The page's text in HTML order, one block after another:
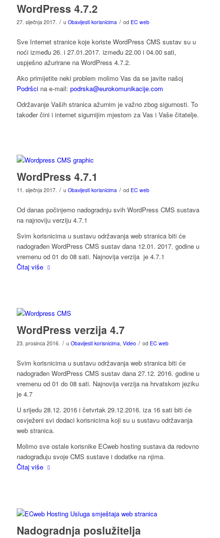
WordPress 4.7.2
27. siječnja 2017. / u Obavijesti korisnicima / od EC web
Sve Internet stranice koje koriste WordPress CMS sustav su u
noći između 26. i 27.01.2017. između 22.00 i 04.00 sati,
uspješno ažurirane na WordPress 4.7.2.
Ako primijetite neki problem molimo Vas da se javite našoj
Podršcina e-mail: podrska@eurokomunikacije.com
Održavanje Vaših stranica ažurnim je važno zbog sigurnosti. To
također čini i internet sigurnijim mjestom za Vas i Vaše čitatelje.
WordPress 4.7.1
11. siječnja 2017. / u Obavijesti korisnicima / od EC web
Od danas počinjemo nadogradnju svih WordPress CMS sustava
na najnoviju verziju 4.7.1
Svim korisnicima u sustavu održavanja web stranica biti će
nadograđen WordPress CMS sustav dana 12.01. 2017. godine u
vremenu od 01 do 08 sati. Najnovija verzija je 4.7.1
Čitaj više
WordPress verzija 4.7
23. prosinca 2016. / u Obavijesti korisnicima, Video / od EC web
Svim korisnicima u sustavu održavanja web stranica biti će
nadograđen WordPress CMS sustav dana 27.12. 2016. godine u
vremenu od 01 do 08 sati. Najnovija verzija na hrvatskom jeziku
je 4.7
U srijedu 28.12. 2016 i četvrtak 29.12.2016. iza 16 sati biti će
osvježeni svi dodaci korisnicima koji su u sustavu održavanja
web stranica.
Molimo sve ostale korisnike ECweb hosting sustava da redovno
nadograđuju svoje CMS sustave i dodatke na njima.
Čitaj više
Nadogradnja poslužitelja